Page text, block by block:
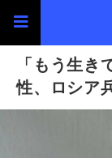
「もう生
性、ロシア